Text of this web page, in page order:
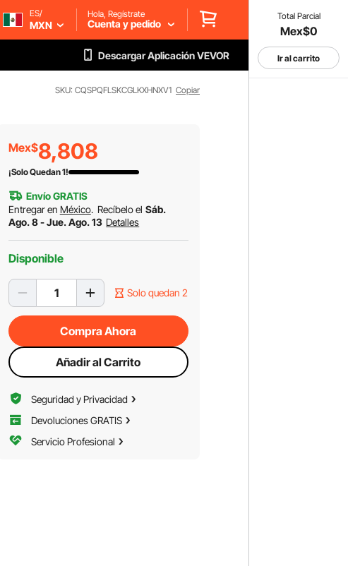
Total Parcial
Mex$0
Ir al carrito
ES/
MXN
Hola, Regístrate
Cuenta y pedido
Descargar Aplicación VEVOR
SKU: CQSPQFLSKCGLKXHNXV1 Copiar
Mex$8,808
¡Solo Quedan 1!
Envío GRATIS
Entregar en México. Recíbelo el Sáb.
Ago. 8 - Jue. Ago. 13 Detalles
Disponible
Solo quedan 2
Compra Ahora
Añadir al Carrito
Seguridad y Privacidad
Devoluciones GRATIS
Servicio Profesional